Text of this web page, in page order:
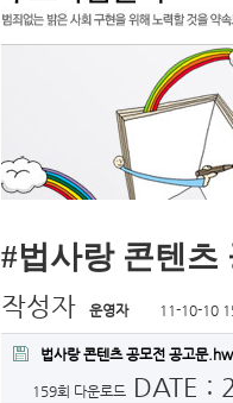
#법사랑 콘텐츠
작성자 운영자 11-10-10
법사랑 콘텐츠 공모전 공고문
159회 다운로드 DATE :